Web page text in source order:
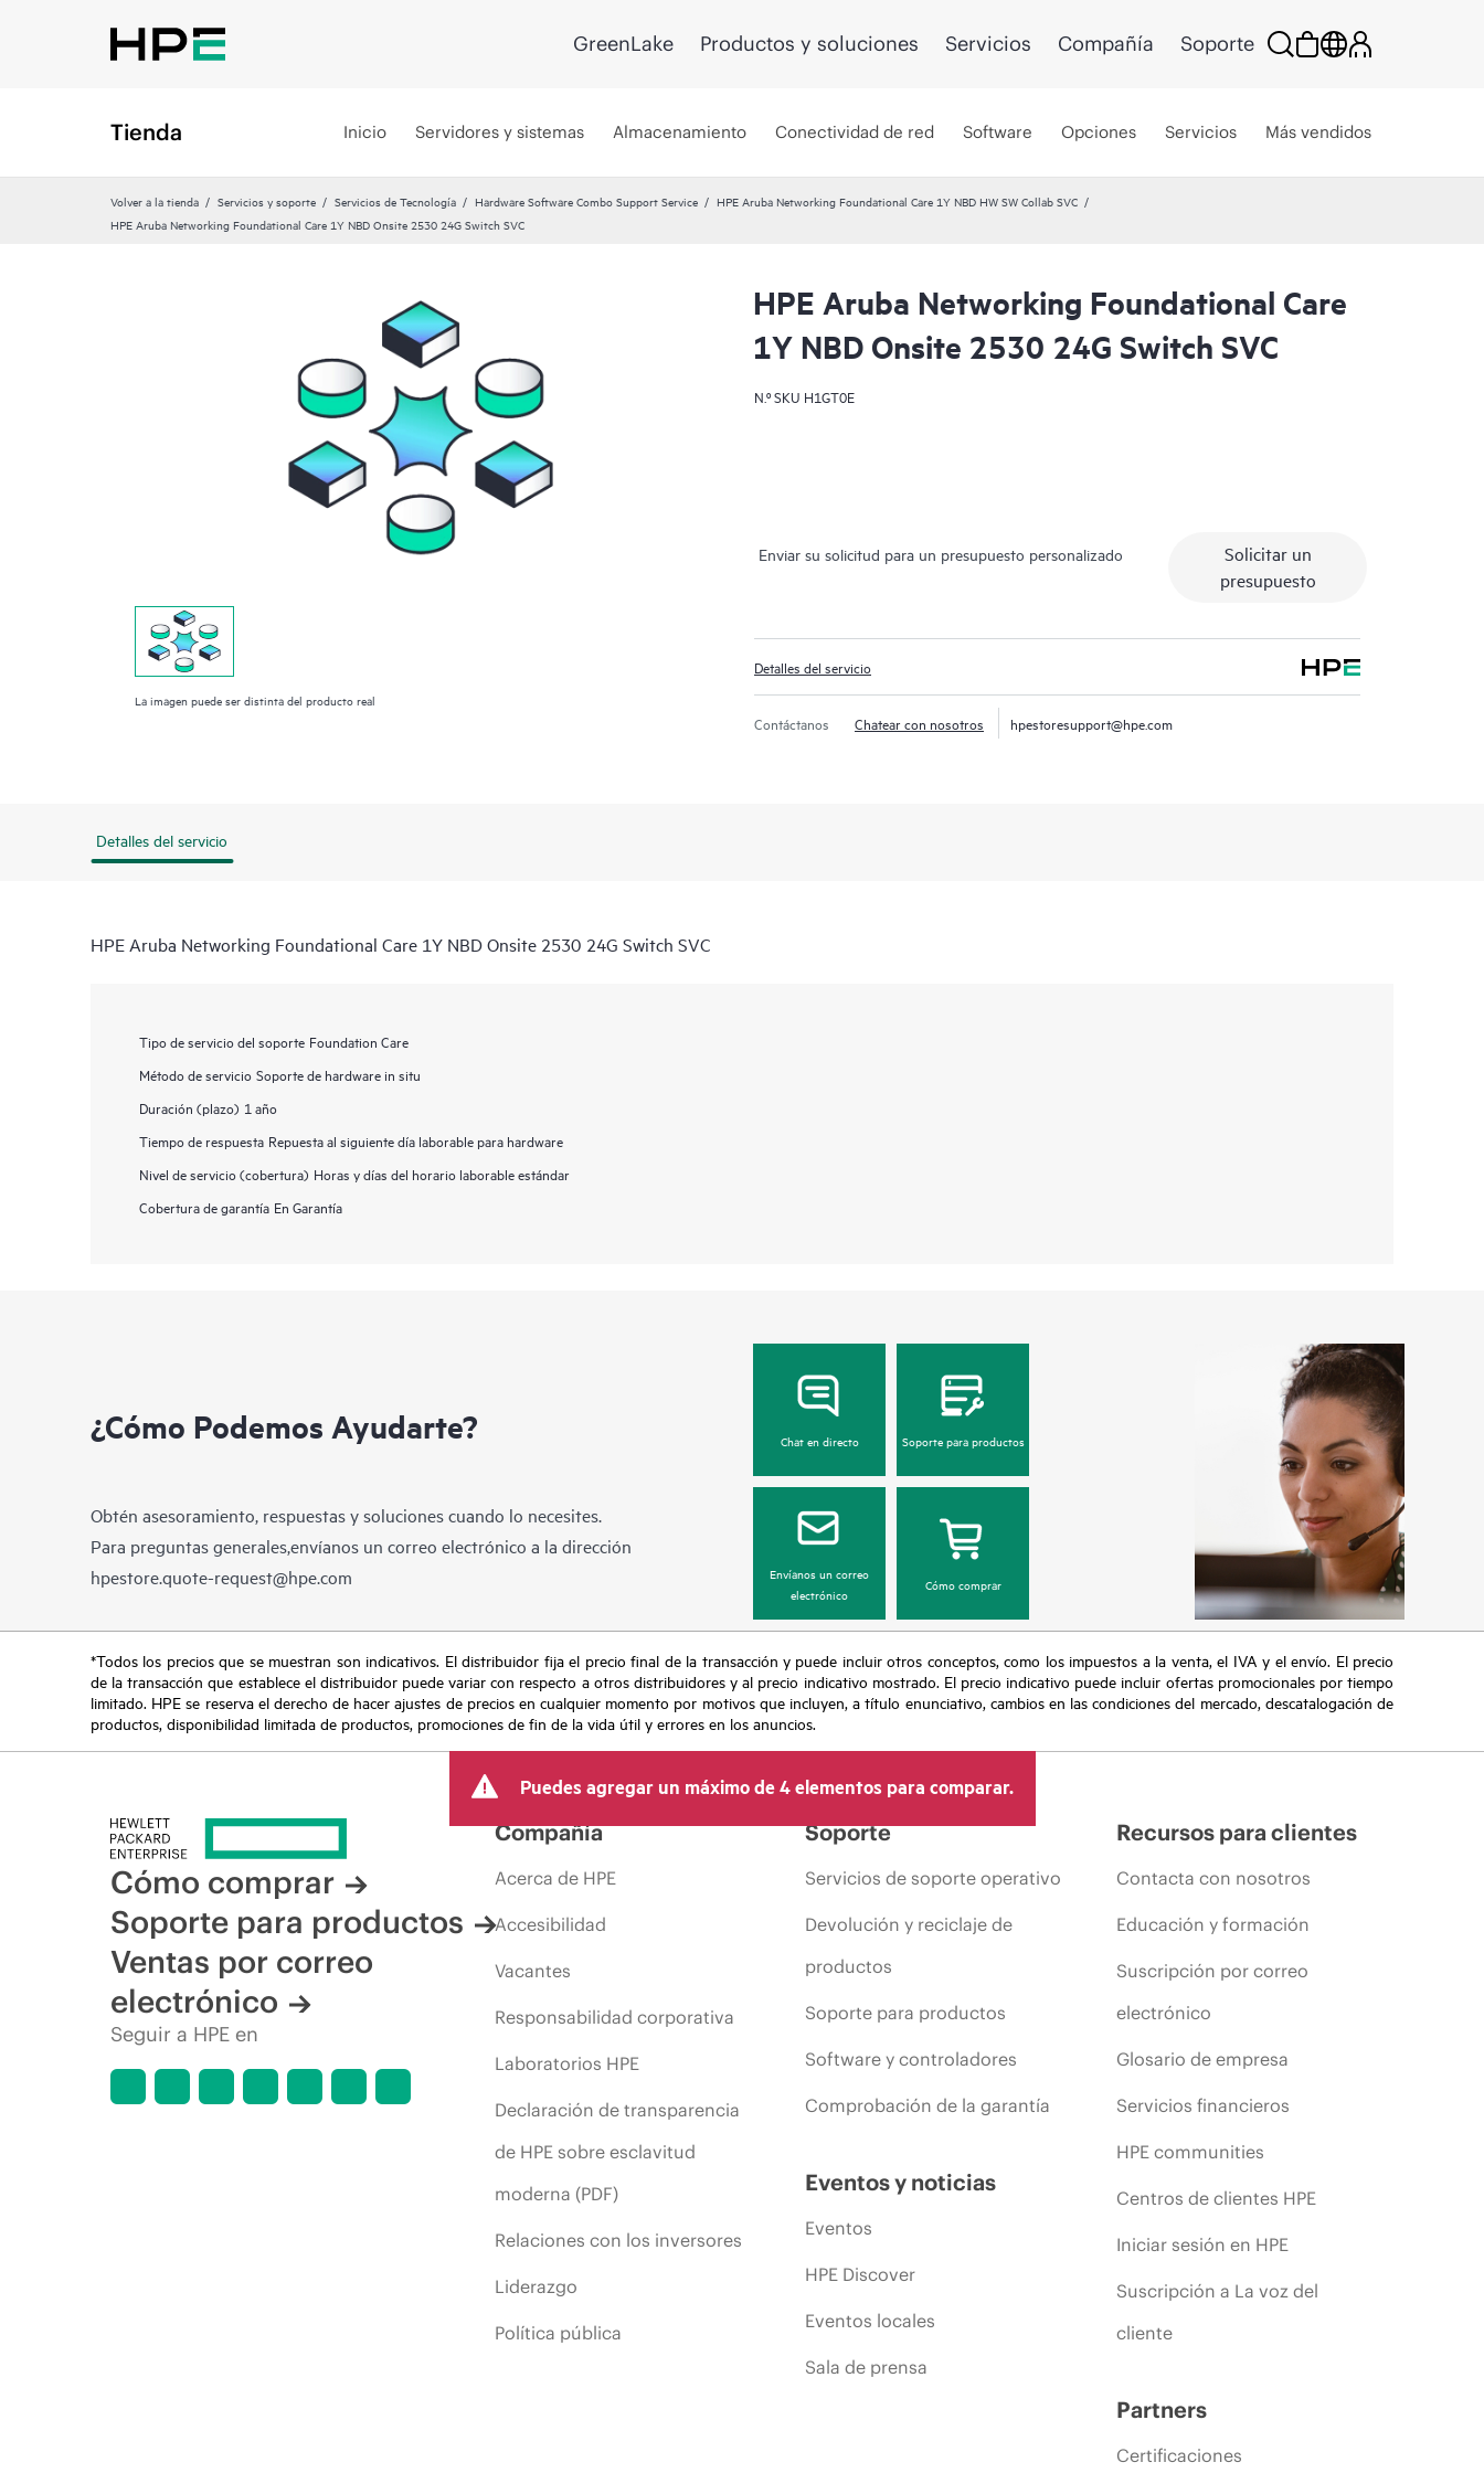
GreenLake Productos y soluciones Servicios Compañía Soporte
Tienda Inicio Servidores y sistemas Almacenamiento Conectividad de red Software Opciones Servicios Más vendidos
Volver a la tienda Servicios y soporte Servicios de Tecnología Hardware Software Combo Support Service
HPE Aruba Networking Foundational Care 1Y NBD HW SW Collab SVC
HPE Aruba Networking Foundational Care 1Y NBD Onsite 2530 24G Switch SVC
La imagen puede ser distinta del producto real
HPE Aruba Networking Foundational Care
1Y NBD Onsite 2530 24G Switch SVC
N.º SKU H1GT0E
Enviar su solicitud para un presupuesto personalizado
Solicitar un
presupuesto
Detalles del servicio
Contáctanos Chatear con nosotros hpestoresupport@hpe.com
Detalles del servicio
HPE Aruba Networking Foundational Care 1Y NBD Onsite 2530 24G Switch SVC
Tipo de servicio del soporte Foundation Care
Método de servicio Soporte de hardware in situ
Duración (plazo) 1 año
Tiempo de respuesta Repuesta al siguiente día laborable para hardware
Nivel de servicio (cobertura) Horas y días del horario laborable estándar
Cobertura de garantía En Garantía
¿Cómo Podemos Ayudarte?
Obtén asesoramiento, respuestas y soluciones cuando lo necesites.
Para preguntas generales,envíanos un correo electrónico a la dirección
hpestore.quote-request@hpe.com
Chat en directo Soporte para productos
Envíanos un correo
electrónico
Cómo comprar
*Todos los precios que se muestran son indicativos. El distribuidor fija el precio final de la transacción y puede incluir otros conceptos, como los impuestos a la venta, el IVA y el envío. El precio
de la transacción que establece el distribuidor puede variar con respecto a otros distribuidores y al precio indicativo mostrado. El precio indicativo puede incluir ofertas promocionales por tiempo
limitado. HPE se reserva el derecho de hacer ajustes de precios en cualquier momento por motivos que incluyen, a título enunciativo, cambios en las condiciones del mercado, descatalogación de
productos, disponibilidad limitada de productos, promociones de fin de la vida útil y errores en los anuncios.
Puedes agregar un máximo de 4 elementos para comparar.
Cómo comprar
Soporte para productos
Ventas por correo
electrónico
Seguir a HPE en
Compañía
Acerca de HPE
Accesibilidad
Vacantes
Responsabilidad corporativa
Laboratorios HPE
Declaración de transparencia
de HPE sobre esclavitud
moderna (PDF)
Relaciones con los inversores
Liderazgo
Política pública
Soporte
Servicios de soporte operativo
Devolución y reciclaje de
productos
Soporte para productos
Software y controladores
Comprobación de la garantía
Eventos y noticias
Eventos
HPE Discover
Eventos locales
Sala de prensa
Recursos para clientes
Contacta con nosotros
Educación y formación
Suscripción por correo
electrónico
Glosario de empresa
Servicios financieros
HPE communities
Centros de clientes HPE
Iniciar sesión en HPE
Suscripción a La voz del
cliente
Partners
Certificaciones